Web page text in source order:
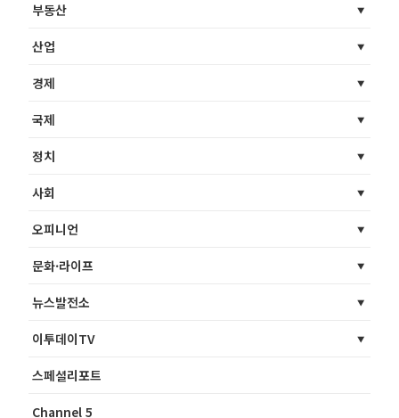
부동산
산업
경제
국제
정치
사회
오피니언
문화·라이프
뉴스발전소
이투데이TV
스페셜리포트
Channel 5